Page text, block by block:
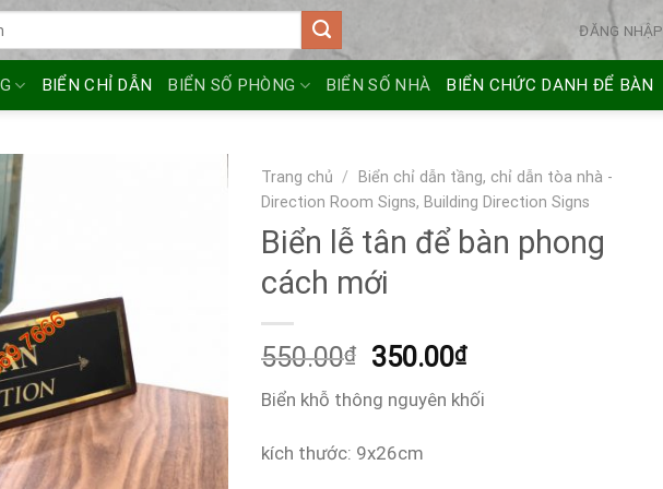
ĐĂNG NHẬP
BIỂN CHỈ DẪN BIỂN SỐ PHÒNG BIỂN SỐ NHÀ BIỂN CHỨC DANH ĐỂ BÀN
Trang chủ /
Biển chỉ dẫn tầng, chỉ dẫn tòa nhà -
Direction Room Signs, Building Direction Signs
Biển lễ tân để bàn phong
cách mới
550.00₫
Giá
là:
550.00₫.
350.00₫Giá
hiện
tại
Biển khỗ thông nguyên khối
kích thước: 9x26cm